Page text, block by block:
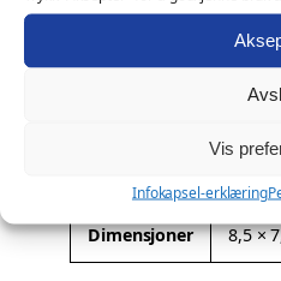
Vis
Infokapsel-erklæring
s
–
g
v
a
r
r
:
k
bare en morsom figur. Den
teamwork og en stadig
høyder. Plasser den i ditt
t
ri
0,05 kg
Dimensjoner 8,5 ×